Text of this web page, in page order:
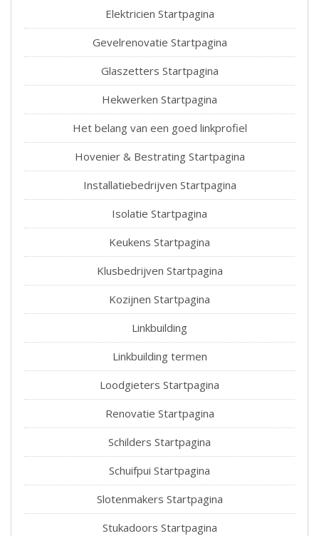
Elektricien Startpagina
Gevelrenovatie Startpagina
Glaszetters Startpagina
Hekwerken Startpagina
Het belang van een goed linkprofiel
Hovenier & Bestrating Startpagina
Installatiebedrijven Startpagina
Isolatie Startpagina
Keukens Startpagina
Klusbedrijven Startpagina
Kozijnen Startpagina
Linkbuilding
Linkbuilding termen
Loodgieters Startpagina
Renovatie Startpagina
Schilders Startpagina
Schuifpui Startpagina
Slotenmakers Startpagina
Stukadoors Startpagina